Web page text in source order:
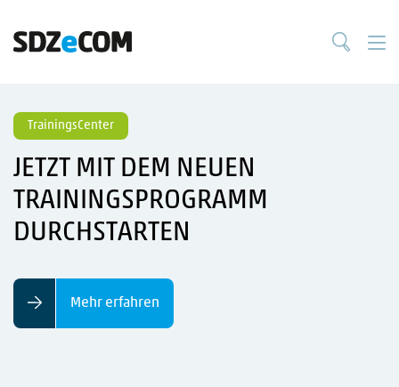
TrainingsCenter
JETZT MIT DEM NEUEN
TRAININGSPROGRAMM
DURCHSTARTEN
Mehr erfahren